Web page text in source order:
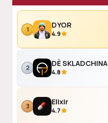
1 DYOR
4.9
2 DÈ SKLADCHINA
4.8
3 Elixir
4.7